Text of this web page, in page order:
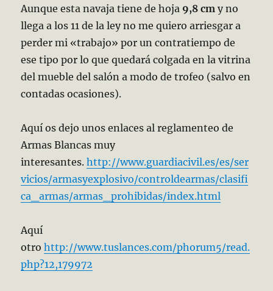
Aunque esta navaja tiene de hoja 9,8 cm y no
llega a los 11 de la ley no me quiero arriesgar a
perder mi «trabajo» por un contratiempo de
ese tipo por lo que quedará colgada en la vitrina
del mueble del salón a modo de trofeo (salvo en
contadas ocasiones).
Aquí os dejo unos enlaces al reglamenteo de
Armas Blancas muy
interesantes.http://www.guardiacivil.es/es/ser
vicios/armasyexplosivo/controldearmas/clasifi
ca_armas/armas_prohibidas/index.html
Aquí
otrohttp://www.tuslances.com/phorum5/read.
php?12,179972